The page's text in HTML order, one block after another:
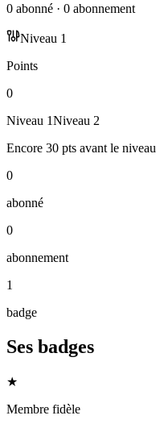
0 abonné · 0 abonnement
Niveau 1
Points
0
Niveau 1Niveau 2
Encore 30 pts avant le niveau
0
abonné
0
abonnement
1
badge
Ses badges
★
Membre fidèle